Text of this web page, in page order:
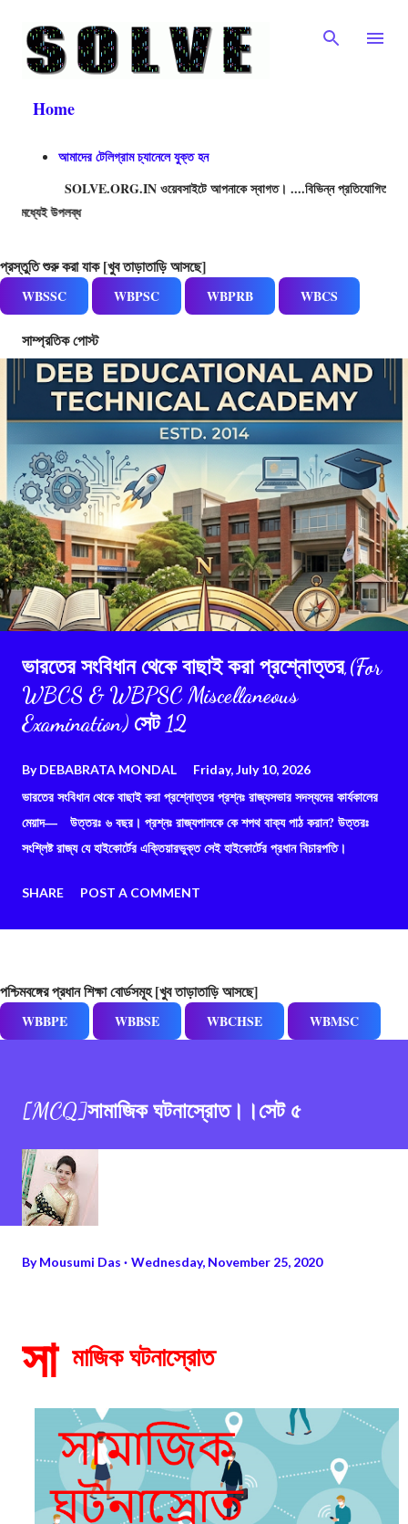
Skip to main content
Home
আমাদের টেলিগ্রাম চ্যানেলে যুক্ত হন
SOLVE.ORG.IN ওয়েবসাইটে আপনাকে স্বাগত। ....বিভিন্ন প্রতিযোগিতামূলক পরীক্ষার
প্রস্তুতি শুরু করা যাক [খুব তাড়াতাড়ি আসছে]
WBSSC WBPSC WBPRB WBCS
সাম্প্রতিক পোস্ট
ভারতের সংবিধান থেকে বাছাই করা প্রশ্নোত্তর,(For
WBCS & WBPSC Miscellaneous
Examination) সেট 12
ByDEBABRATA MONDAL Friday, July 10, 2026
ভারতের সংবিধান থেকে বাছাই করা প্রশ্নোত্তর প্রশ্নঃ রাজ্যসভার সদস্যদের কার্যকালের
মেয়াদ— উত্তরঃ ৬ বছর। প্রশ্নঃ রাজ্যপালকে কে শপথ বাক্য পাঠ করান? উত্তরঃ
সংশ্লিষ্ট রাজ্য যে হাইকোর্টের এক্তিয়ারভুক্ত সেই হাইকোর্টের প্রধান বিচারপতি।
SHARE POST A COMMENT
পশ্চিমবঙ্গের প্রধান শিক্ষা বোর্ডসমূহ [খুব তাড়াতাড়ি আসছে]
WBBPE WBBSE WBCHSE WBMSC
[MCQ]সামাজিক ঘটনাস্রোত।।সেট ৫
ByMousumi Das Wednesday, November 25, 2020
সা মাজিক ঘটনাস্রোত